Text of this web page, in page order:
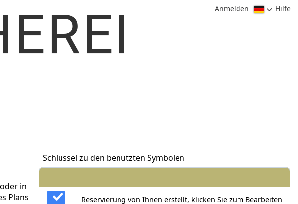
Anmelden Hilfe
Schlüssel zu den benutzten Symbolen
Reservierung von Ihnen erstellt, klicken Sie zum Bearbeiten
in
Plans